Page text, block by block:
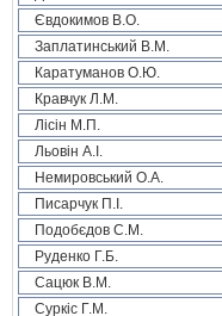
Євдокимов В.О.
Заплатинський В.М.
Каратуманов О.Ю.
Кравчук Л.М.
Лісін М.П.
Льовін А.І.
Немировський О.А.
Писарчук П.І.
Подобєдов С.М.
Руденко Г.Б.
Сацюк В.М.
Суркіс Г.М.